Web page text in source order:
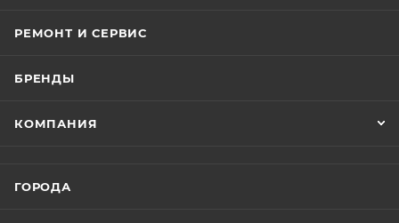
РЕМОНТ И СЕРВИС
БРЕНДЫ
КОМПАНИЯ
ГОРОДА